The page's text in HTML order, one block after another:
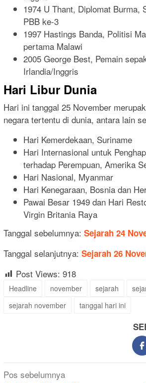
1974 U Thant, Diplomat Burma,
PBB ke-3
1997 Hastings Banda, Politisi
pertama Malawi
2005 George Best, Pemain
Irlandia/Inggris
Hari Libur Dunia
Hari ini tanggal 25 November
negara tertentu di dunia, antara lain
Hari Kemerdekaan, Suriname
Hari Internasional untuk
terhadap Perempuan, Amerika
Hari Nasional, Myanmar
Hari Kenegaraan, Bosnia dan
Pawai Besar 1949 dan Hari
Virgin Britania Raya
Tanggal sebelumnya: Sejarah 24
Tanggal selanjutnya: Sejarah 26
Post Views: 918
Headline november sejarah
sejarah november
tanggal hari ini
Navigasi
Pos sebelumnya